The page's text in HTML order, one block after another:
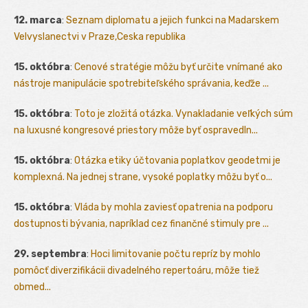
12. marca: Seznam diplomatu a jejich funkci na Madarskem
Velvyslanectvi v Praze,Ceska republika
15. októbra: Cenové stratégie môžu byť určite vnímané ako
nástroje manipulácie spotrebiteľského správania, keďže ...
15. októbra: Toto je zložitá otázka. Vynakladanie veľkých súm
na luxusné kongresové priestory môže byť ospravedln...
15. októbra: Otázka etiky účtovania poplatkov geodetmi je
komplexná. Na jednej strane, vysoké poplatky môžu byť o...
15. októbra: Vláda by mohla zaviesť opatrenia na podporu
dostupnosti bývania, napríklad cez finančné stimuly pre ...
29. septembra: Hoci limitovanie počtu repríz by mohlo
pomôcť diverzifikácii divadelného repertoáru, môže tiež
obmed...